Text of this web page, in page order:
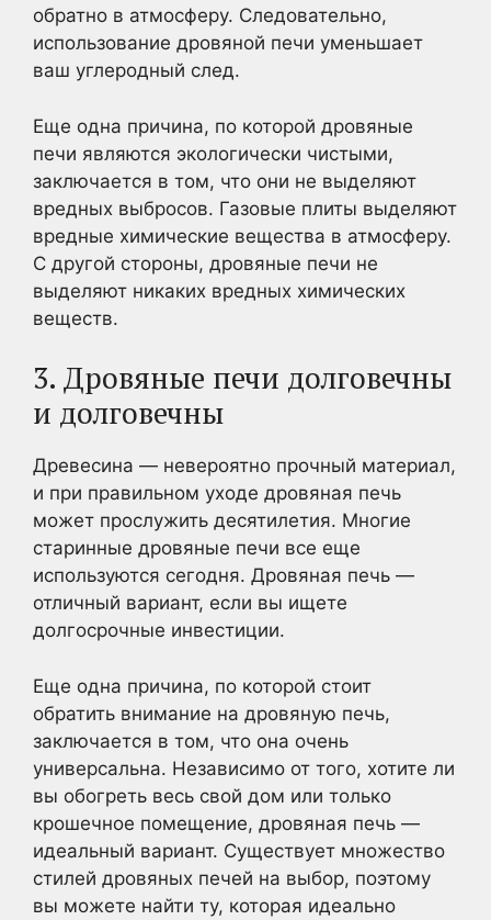
обратно в атмосферу. Следовательно,
использование дровяной печи уменьшает
ваш углеродный след.
Еще одна причина, по которой дровяные
печи являются экологически чистыми,
заключается в том, что они не выделяют
вредных выбросов. Газовые плиты выделяют
вредные химические вещества в атмосферу.
С другой стороны, дровяные печи не
выделяют никаких вредных химических
веществ.
3. Дровяные печи долговечны
и долговечны
Древесина — невероятно прочный материал,
и при правильном уходе дровяная печь
может прослужить десятилетия. Многие
старинные дровяные печи все еще
используются сегодня. Дровяная печь —
отличный вариант, если вы ищете
долгосрочные инвестиции.
Еще одна причина, по которой стоит
обратить внимание на дровяную печь,
заключается в том, что она очень
универсальна. Независимо от того, хотите ли
вы обогреть весь свой дом или только
крошечное помещение, дровяная печь —
идеальный вариант. Существует множество
стилей дровяных печей на выбор, поэтому
вы можете найти ту, которая идеально